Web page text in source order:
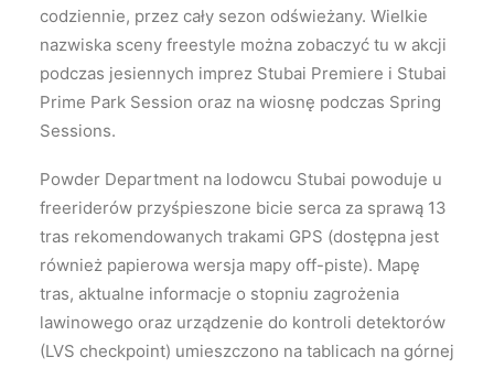
codziennie, przez cały sezon odświeżany. Wielkie
nazwiska sceny freestyle można zobaczyć tu w akcji
podczas jesiennych imprez Stubai Premiere i Stubai
Prime Park Session oraz na wiosnę podczas Spring
Sessions.
Powder Department na lodowcu Stubai powoduje u
freeriderów przyśpieszone bicie serca za sprawą 13
tras rekomendowanych trakami GPS (dostępna jest
również papierowa wersja mapy off-piste). Mapę
tras, aktualne informacje o stopniu zagrożenia
lawinowego oraz urządzenie do kontroli detektorów
(LVS checkpoint) umieszczono na tablicach na górnej